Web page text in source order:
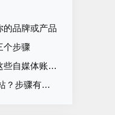
的品牌或产品
个步骤
号在哪里购买？
骤有哪些？